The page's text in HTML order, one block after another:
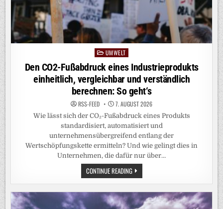
PostedUMWELT
Den CO2-Fußabdruck eines Industrieprodukts
einheitlich, vergleichbar und verständlich
berechnen: So geht‘s
RSS-FEED 7. AUGUST 2026
Wie lässt sich der CO₂-Fußabdruck eines Produkts
standardisiert, automatisiert und
unternehmensübergreifend entlang der
Wertschöpfungskette ermitteln? Und wie gelingt dies in
Unternehmen, die dafür nur über…
CONTINUE READINGDEN
CO2-
FUSSABDRUCK E
NDUSTRIEPRODUKTS E
INHEITLICH, V